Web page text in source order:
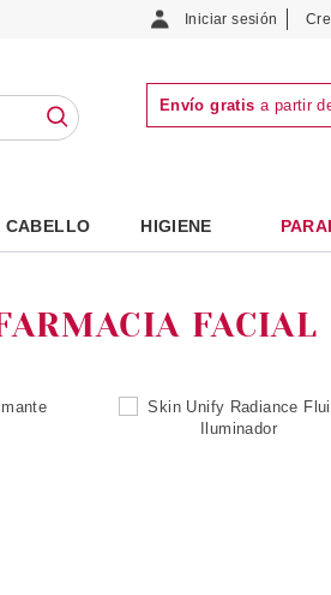
Iniciar sesión
Envío gratis a partir
CABELLO HIGIENE
FACIAL